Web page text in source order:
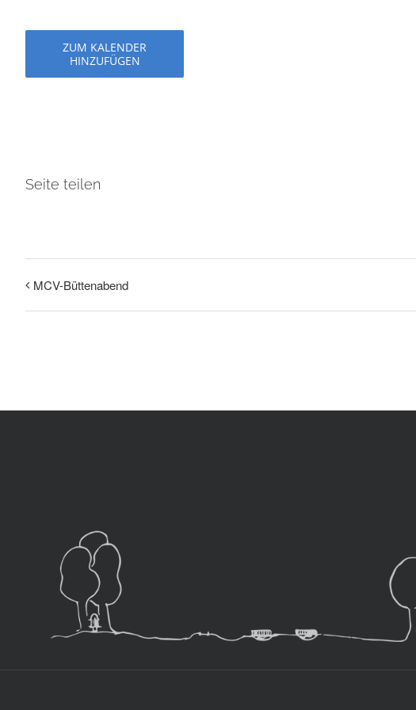
ZUM KALENDER
HINZUFÜGEN
Seite teilen
MCV-Büttenabend